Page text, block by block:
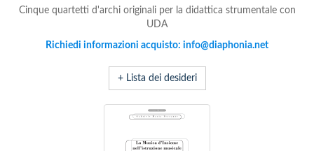
Cinque quartetti d'archi originali per la didattica strumentale con
UDA
Richiedi informazioni acquisto: info@diaphonia.net
+ Lista dei desideri